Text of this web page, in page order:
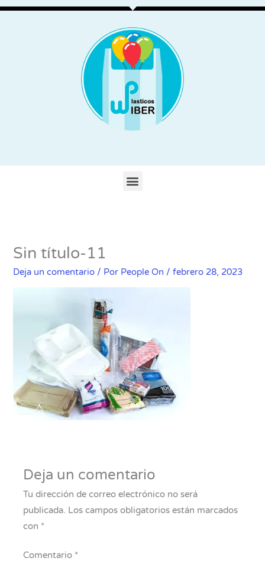
Ir
Menu
Sin título-11
Deja un comentario / Por People On /febrero 28, 2023
Deja un comentario
Tu dirección de correo electrónico no será
publicada. Los campos obligatorios están marcados
con *
Comentario *